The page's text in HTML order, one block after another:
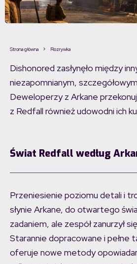
Strona główna Rozrywka
Dishonored zasłynęło między
niezapomnianym,
Deweloperzy z Arkane
z Redfall również udowodni ich
Świat Redfall według
Przeniesienie poziomu detali i
słynie Arkane, do otwartego
zadaniem, ale zespół zanurzył
Starannie dopracowane i pełne
oferuje nowe metody